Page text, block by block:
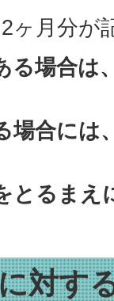
ヶ月分が
る場合は
場合には
とるまえ
対す